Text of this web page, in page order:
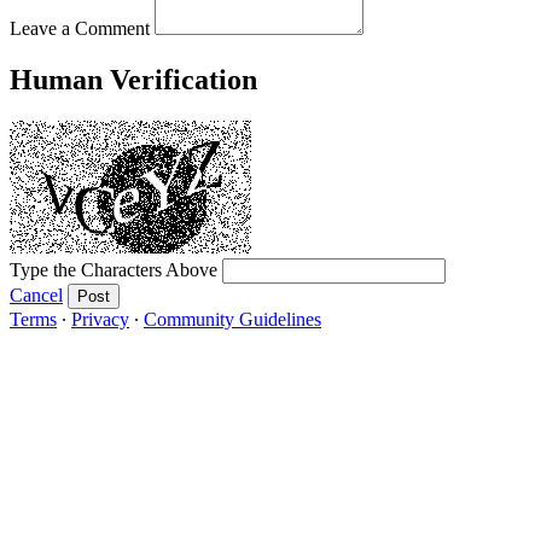
Leave a Comment
Human Verification
Type the Characters Above
Cancel
Post
Terms ∙ Privacy ∙ Community Guidelines